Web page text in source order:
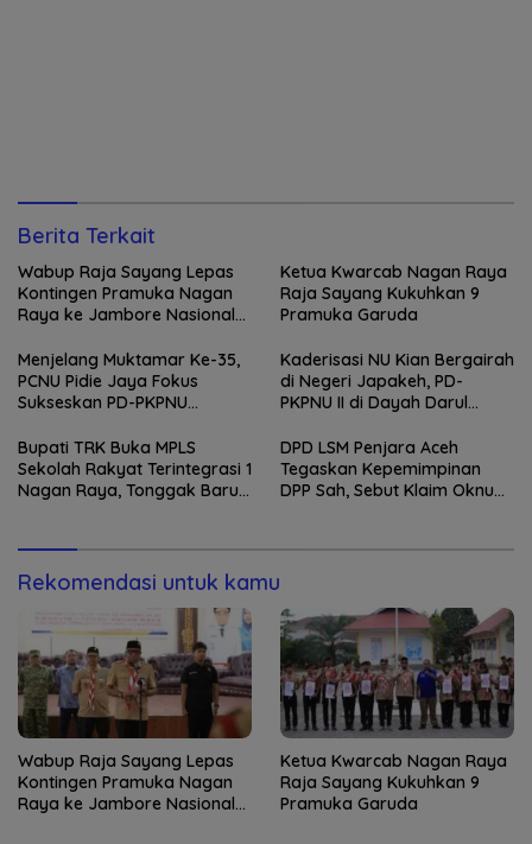
Berita Terkait
Wabup Raja Sayang Lepas
Kontingen Pramuka Nagan
Raya ke Jambore Nasional
Ketua Kwarcab Nagan Raya
Raja Sayang Kukuhkan 9
Pramuka Garuda
Menjelang Muktamar Ke-35,
PCNU Pidie Jaya Fokus
Sukseskan PD-PKPNU
Kaderisasi NU Kian Bergairah
di Negeri Japakeh, PD-
PKPNU II di Dayah Darul
Diserbu Pendaftar
Bupati TRK Buka MPLS
Sekolah Rakyat Terintegrasi 1
Nagan Raya, Tonggak Baru
DPD LSM Penjara Aceh
Tegaskan Kepemimpinan
DPP Sah, Sebut Klaim Oknum
Publik
Rekomendasi untuk kamu
Wabup Raja Sayang Lepas
Kontingen Pramuka Nagan
Raya ke Jambore Nasional
Ketua Kwarcab Nagan Raya
Raja Sayang Kukuhkan 9
Pramuka Garuda